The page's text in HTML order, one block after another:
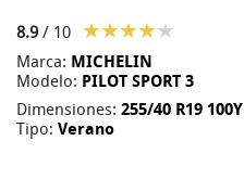
8.9/ 10
Marca: MICHELIN
Modelo: PILOT SPORT 3
Dimensiones: 255/40 R19 100Y
Tipo: Verano